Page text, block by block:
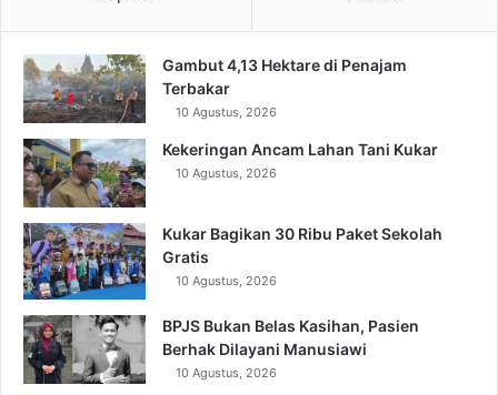
Gambut 4,13 Hektare di Penajam
Terbakar
10 Agustus, 2026
Kekeringan Ancam Lahan Tani Kukar
10 Agustus, 2026
Kukar Bagikan 30 Ribu Paket Sekolah
Gratis
10 Agustus, 2026
BPJS Bukan Belas Kasihan, Pasien
Berhak Dilayani Manusiawi
10 Agustus, 2026